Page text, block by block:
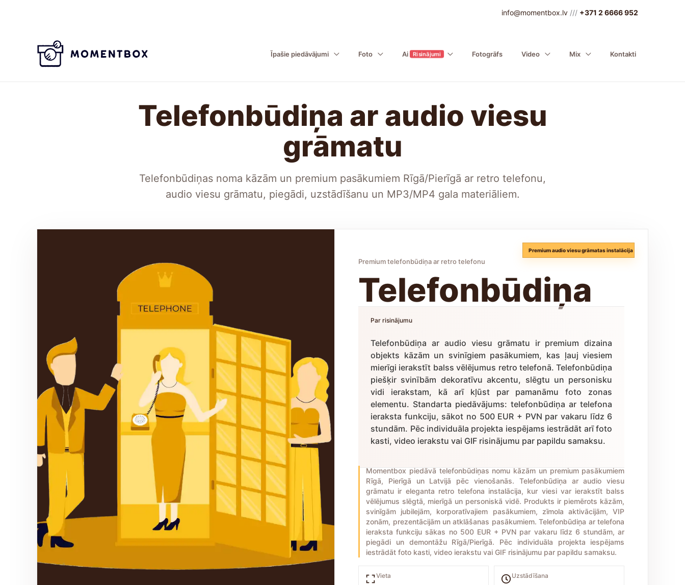
info@momentbox.lv /// +371 2 6666 952
Īpašie piedāvājumi Foto Ai Risinājumi Fotogrāfs Video Mix Kontakti
Telefonbūdiņa ar audio viesu
grāmatu
Telefonbūdiņas noma kāzām un premium pasākumiem Rīgā/Pierīgā ar retro telefonu,
audio viesu grāmatu, piegādi, uzstādīšanu un MP3/MP4 gala materiāliem.
Premium audio viesu grāmatas instalācija
Premium telefonbūdiņa ar retro telefonu
Telefonbūdiņa
Par risinājumu
Telefonbūdiņa ar audio viesu grāmatu ir premium dizaina
objekts kāzām un svinīgiem pasākumiem, kas ļauj viesiem
mierīgi ierakstīt balss vēlējumus retro telefonā. Telefonbūdiņa
piešķir svinībām dekoratīvu akcentu, slēgtu un personisku
vidi ierakstam, kā arī kļūst par pamanāmu foto zonas
elementu. Standarta piedāvājums: telefonbūdiņa ar telefona
ieraksta funkciju, sākot no 500 EUR + PVN par vakaru līdz 6
stundām. Pēc individuāla projekta iespējams iestrādāt arī foto
kasti, video ierakstu vai GIF risinājumu par papildu samaksu.
Momentbox piedāvā telefonbūdiņas nomu kāzām un premium pasākumiem
Rīgā, Pierīgā un Latvijā pēc vienošanās. Telefonbūdiņa ar audio viesu
grāmatu ir eleganta retro telefona instalācija, kur viesi var ierakstīt balss
vēlējumus slēgtā, mierīgā un personiskā vidē. Produkts ir piemērots kāzām,
svinīgām jubilejām, korporatīvajiem pasākumiem, zīmola aktivācijām, VIP
zonām, prezentācijām un atklāšanas pasākumiem. Telefonbūdiņa ar telefona
ieraksta funkciju sākas no 500 EUR + PVN par vakaru līdz 6 stundām, ar
piegādi un demontāžu Rīgā/Pierīgā. Pēc individuāla projekta iespējams
iestrādāt foto kasti, video ierakstu vai GIF risinājumu par papildu samaksu.
Vieta Uzstādīšana